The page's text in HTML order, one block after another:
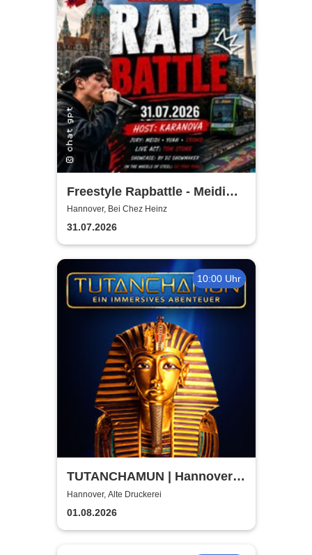
Freestyle Rapbattle - Meidi
(DLTLLY) Karanova, Yuah,
Support Tom Stone
Hannover, Bei Chez Heinz
31.07.2026
10:00 Uhr
TUTANCHAMUN | Hannover |
Flex-/Geschenktickets
Hannover, Alte Druckerei
01.08.2026